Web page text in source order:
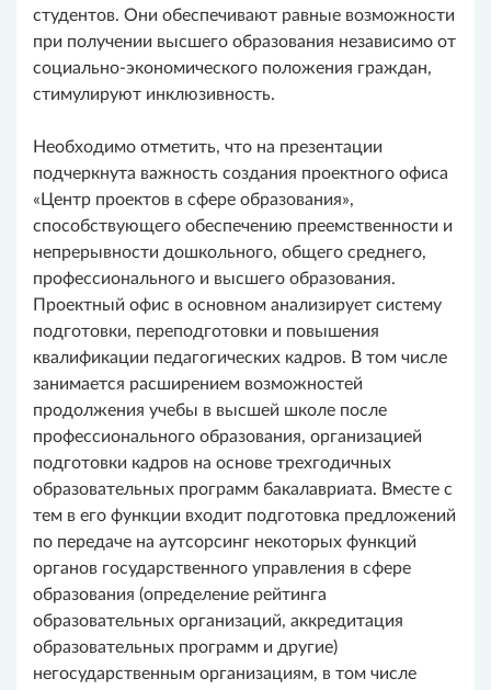
студентов. Они обеспечивают равные возможности
при получении высшего образования независимо от
социально-экономического положения граждан,
стимулируют инклюзивность.
Необходимо отметить, что на презентации
подчеркнута важность создания проектного офиса
«Центр проектов в сфере образования»,
способствующего обеспечению преемственности и
непрерывности дошкольного, общего среднего,
профессионального и высшего образования.
Проектный офис в основном анализирует систему
подготовки, переподготовки и повышения
квалификации педагогических кадров. В том числе
занимается расширением возможностей
продолжения учебы в высшей школе после
профессионального образования, организацией
подготовки кадров на основе трехгодичных
образовательных программ бакалавриата. Вместе с
тем в его функции входит подготовка предложений
по передаче на аутсорсинг некоторых функций
органов государственного управления в сфере
образования (определение рейтинга
образовательных организаций, аккредитация
образовательных программ и другие)
негосударственным организациям, в том числе